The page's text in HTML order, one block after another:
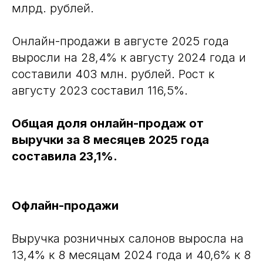
млрд. рублей.
Онлайн-продажи в августе 2025 года
выросли на 28,4% к августу 2024 года и
составили 403 млн. рублей. Рост к
августу 2023 составил 116,5%.
Общая доля онлайн-продаж от
выручки за 8 месяцев 2025 года
составила 23,1%.
Офлайн-продажи
Выручка розничных салонов выросла на
13,4% к 8 месяцам 2024 года и 40,6% к 8